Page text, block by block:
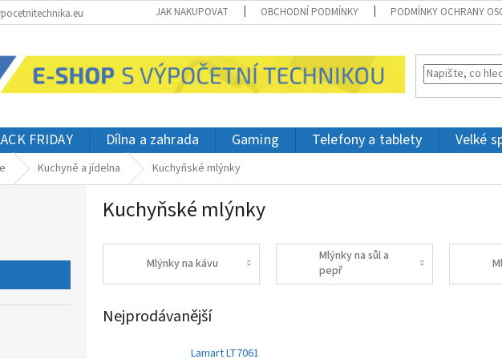
JAK NAKUPOVAT OBCHODNÍ PODMÍNKY PODMÍNKY OCHRANY
FRIDAY Dílna a zahrada Gaming Telefony a tablety Velké
Kuchyně a jídelna Kuchyňské mlýnky
Kuchyňské mlýnky
Mlýnky na kávu
Mlýnky na sůl a
pepř
Nejprodávanější
Lamart LT7061